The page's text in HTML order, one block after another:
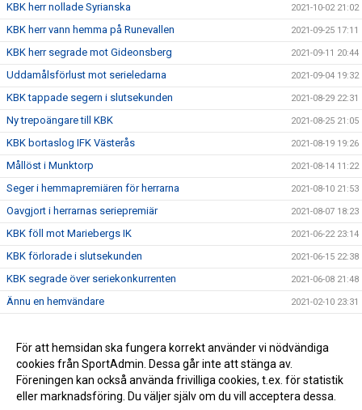
KBK herr nollade Syrianska 2021-10-02 21:02
KBK herr vann hemma på Runevallen 2021-09-25 17:11
KBK herr segrade mot Gideonsberg 2021-09-11 20:44
Uddamålsförlust mot serieledarna 2021-09-04 19:32
KBK tappade segern i slutsekunden 2021-08-29 22:31
Ny trepoängare till KBK 2021-08-25 21:05
KBK bortaslog IFK Västerås 2021-08-19 19:26
Mållöst i Munktorp 2021-08-14 11:22
Seger i hemmapremiären för herrarna 2021-08-10 21:53
Oavgjort i herrarnas seriepremiär 2021-08-07 18:23
KBK föll mot Mariebergs IK 2021-06-22 23:14
KBK förlorade i slutsekunden 2021-06-15 22:38
KBK segrade över seriekonkurrenten 2021-06-08 21:48
Ännu en hemvändare 2021-02-10 23:31
Nyförvärv #2 2020-12-08 20:02
Nyförvärv till seniorlaget! 2020-12-06 14:37
För att hemsidan ska fungera korrekt använder vi nödvändiga
cookies från SportAdmin. Dessa går inte att stänga av.
Föreningen kan också använda frivilliga cookies, t.ex. för statistik
eller marknadsföring. Du väljer själv om du vill acceptera dessa.